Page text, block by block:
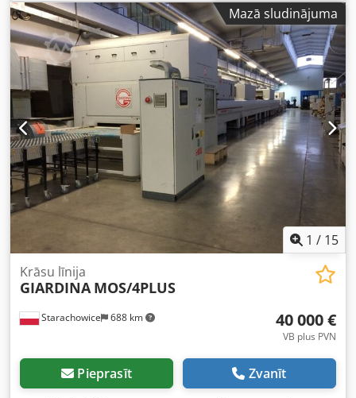
Mazā sludinājuma
1 / 15
Starachowice 688 km
Krāsu līnija
GIARDINA MOS/4PLUS
40 000 €
VB plus PVN
Pieprasīt Zvanīt